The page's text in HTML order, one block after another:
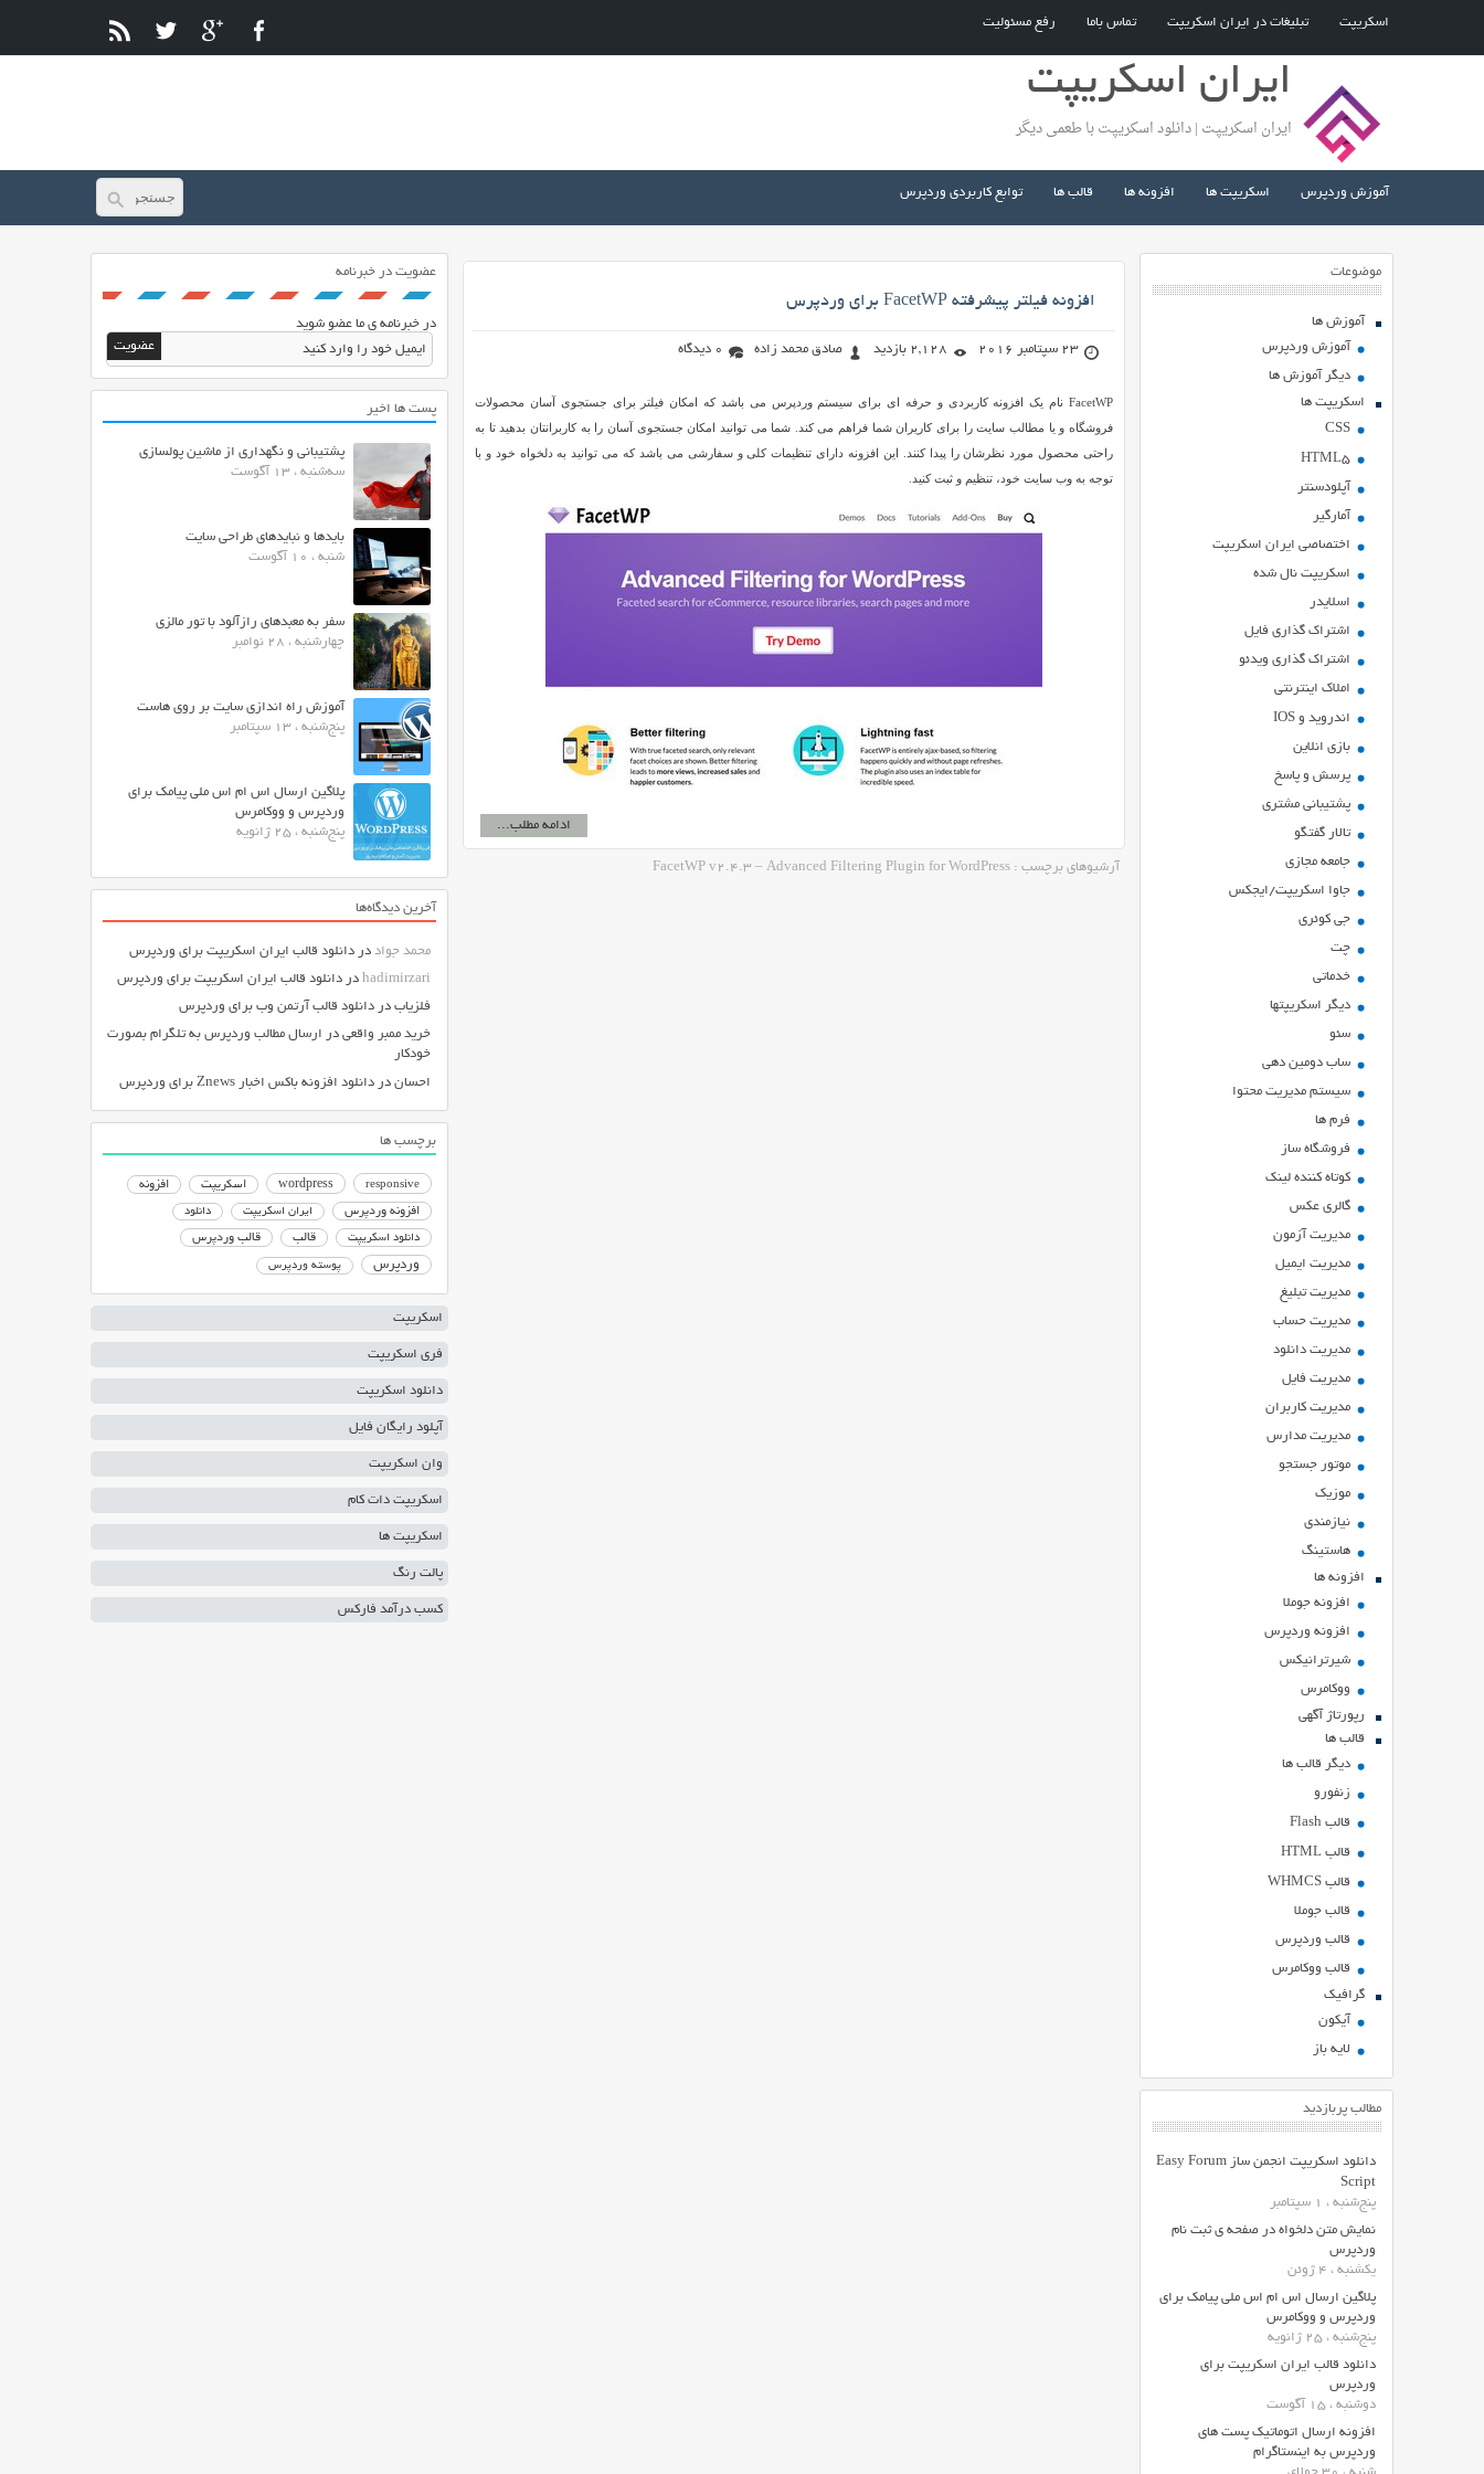
اسکریپت تبلیغات در ایران اسکریپت تماس باما رفع مسئولیت
ایران اسکریپت
ایران اسکریپت | دانلود اسکریپت با طعمی دیگر
آموزش وردپرس اسکریپت ها افزونه ها قالب ها توابع کاربردی وردپرس
موضوعات
آموزش ها
آموزش وردپرس
دیگر آموزش ها
اسکریپت ها
CSS
HTML5
آپلودسنتر
آمارگیر
اختصاصی ایران اسکریپت
اسکریپت نال شده
اسلایدر
اشتراك گذاري فايل
اشتراک گذاری ویدئو
املاک اینترنتی
اندروید و IOS
بازي انلاين
پرسش و پاسخ
پشتیبانی مشتری
تالار گفتگو
جامعه مجازی
جاوا اسکریپت/ایجکس
جی کوئری
چت
خدماتی
ديگر اسكريپتها
سئو
ساب دومین دهی
سیستم مدیریت محتوا
فرم ها
فروشگاه ساز
کوتاه کننده لینک
گالری عکس
مدیریت آزمون
مدیریت ایمیل
مدیریت تبلیغ
مدیریت حساب
مدیریت دانلود
مدیریت فایل
مدیریت کاربران
مدیریت مدارس
موتور جستجو
موزیک
نیازمندی
هاستينگ
افزونه ها
افزونه جوملا
افزونه وردپرس
شیرترانیکس
ووکامرس
رپورتاژ آگهی
قالب ها
دیگر قالب ها
زنفورو
قالب Flash
قالب HTML
قالب WHMCS
قالب جوملا
قالب وردپرس
قالب ووکامرس
گرافیک
آیکون
لایه باز
مطالب پربازدید
دانلود اسکریپت انجمن ساز Easy Forum
Script
پنج‌شنبه ، 1 سپتامبر
نمایش متن دلخواه در صفحه ی ثبت نام
وردپرس
یکشنبه ، 4 ژوئن
پلاگین ارسال اس ام اس ملی پیامک برای
وردپرس و ووکامرس
پنج‌شنبه ، 25 ژانویه
دانلود قالب ایران اسکریپت برای
وردپرس
دوشنبه ، 15 آگوست
افزونه ارسال اتوماتیک پست های
وردپرس به اینستاگرام
افزونه فیلتر پیشرفته FacetWP برای وردپرس
23 سپتامبر 2016 2,128 بازدید صادق محمد زاده 0 دیدگاه
FacetWP نام یک افزونه کاربردی و حرفه ای برای سیستم وردپرس می باشد که امکان فیلتر برای جستجوی آسان محصولات
فروشگاه و یا مطالب سایت را برای کاریران شما فراهم می کند. شما می توانید امکان جستجوی آسان را به کاربرانتان بدهید تا به
راحتی محصول مورد نظرشان را پیدا کنند. این افزونه دارای تنظیمات کلی و سفارشی می باشد که می توانید به دلخواه خود و با
توجه به وب سایت خود، تنظیم و ثبت کنید.
ادامه مطلب...
آرشیوهای برچسب : FacetWP v2.4.3 – Advanced Filtering Plugin for WordPress
عضویت در خبرنامه
در خبرنامه ی ما عضو شوید
پست ها اخیر
پشتیبانی و نگهداری از ماشین پولسازی
سه‌شنبه ، 13 آگوست
بایدها و نبایدهای طراحی سایت
شنبه ، 10 آگوست
سفر به معبدهای رازآلود با تور مالزی
چهارشنبه ، 28 نوامبر
آموزش راه اندازی سایت بر روی هاست
پنج‌شنبه ، 13 سپتامبر
پلاگین ارسال اس ام اس ملی پیامک برای
وردپرس و ووکامرس
پنج‌شنبه ، 25 ژانویه
آخرین دیدگاه‌ها
محمد جواد در دانلود قالب ایران اسکریپت برای وردپرس
hadimirzari در دانلود قالب ایران اسکریپت برای وردپرس
فلزیاب در دانلود قالب آرتمن وب برای وردپرس
خرید ممبر واقعی در ارسال مطالب وردپرس به تلگرام بصورت
خودکار
احسان در دانلود افزونه باکس اخبار Znews برای وردپرس
برچسب ها
responsive
wordpress اسکریپت
افزونه
افزونه وردپرس
ایران اسکریپت دانلود
دانلود اسکریپت قالب قالب وردپرس
وردپرس پوسته وردپرس
اسکریپت
فری اسکریپت
دانلود اسکریپت
آپلود رایگان فایل
وان اسکریپت
اسکریپت دات کام
اسکریپت ها
پالت رنگ
کسب درآمد فارکس